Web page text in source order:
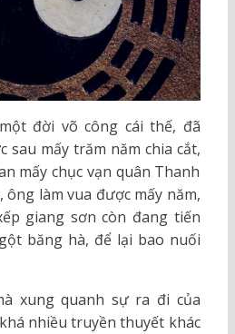
đời võ công cái thế, đã
mấy trăm năm chia cắt,
mấy chục vạn quân Thanh
ông làm vua được mấy năm,
giang sơn còn đang tiến
băng hà, để lại bao nuối
xung quanh sự ra đi của
nhiều truyền thuyết khác